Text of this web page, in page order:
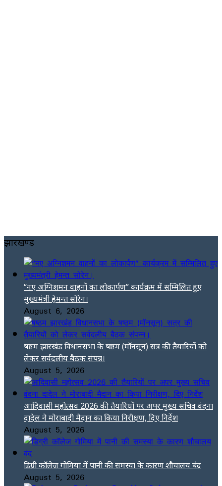
झारखण्ड
“नए अग्निशमन वाहनों का लोकार्पण” कार्यक्रम में सम्मिलित हुए
मुख्यमंत्री हेमन्त सोरेन।
August 6, 2026
षष्ठम झारखंड विधानसभा के षष्ठम (मॉनसून) सत्र की तैयारियों को
लेकर सर्वदलीय बैठक संपन्न।
August 5, 2026
आदिवासी महोत्सव 2026 की तैयारियों पर अपर मुख्य सचिव वंदना
दादेल ने मोराबादी मैदान का किया निरीक्षण, दिए निर्देश
August 5, 2026
डिग्री कॉलेज गोमिया में पानी की समस्या के कारण शौचालय बंद
August 5, 2026